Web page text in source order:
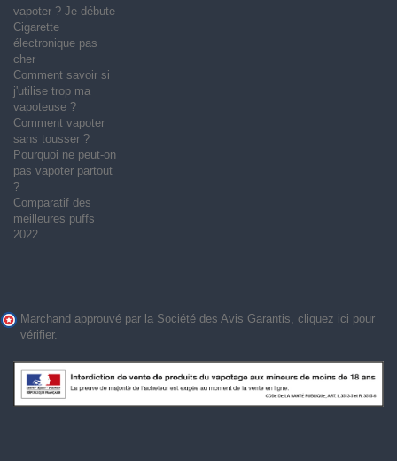
vapoter ? Je débute
Cigarette
électronique pas
cher
Comment savoir si
j'utilise trop ma
vapoteuse ?
Comment vapoter
sans tousser ?
Pourquoi ne peut-on
pas vapoter partout
?
Comparatif des
meilleures puffs
2022
Marchand approuvé par la Société des Avis Garantis, cliquez ici pour
vérifier.